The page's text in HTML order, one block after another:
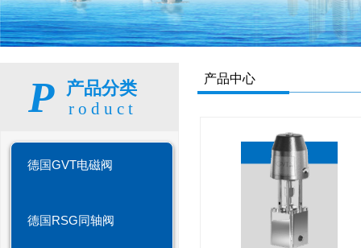
产品中心
P 产品分类
roduct
德国GVT电磁阀
德国RSG同轴阀